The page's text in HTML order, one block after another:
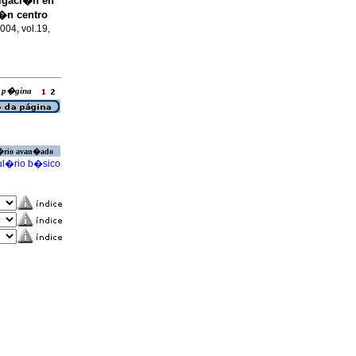
centro
vol.19,
p�gina
avan�ado
b�sico